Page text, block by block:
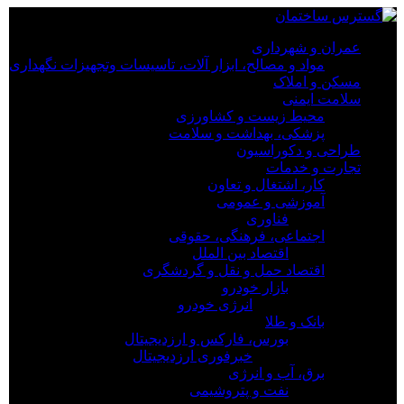
عمران و شهرداری
مواد و مصالح، ابزار آلات، تاسیسات وتجهیزات نگهداری
مسکن و املاک
سلامت ایمنی
محیط زیست و کشاورزی
پزشکی، بهداشت و سلامت
طراحی و دکوراسیون
تجارت و خدمات
کار، اشتغال و تعاون
آموزشی و عمومی
فناوری
اجتماعی، فرهنگی، حقوقی
اقتصاد بین الملل
اقتصاد حمل و نقل و گردشگری
بازار خودرو
انرژی خودرو
بانک و طلا
بورس، فارکس و ارزدیجیتال
خبرفوری ارزدیجیتال
برق، آب و انرژی
نفت و پتروشیمی
×
عمران و شهرداری
مواد و مصالح، ابزار آلات، تاسیسات وتجهیزات نگهداری
مسکن و املاک
سلامت ایمنی
محیط زیست و کشاورزی
پزشکی، بهداشت و سلامت
طراحی و دکوراسیون
تجارت و خدمات
کار، اشتغال و تعاون
آموزشی و عمومی
فناوری
اجتماعی، فرهنگی، حقوقی
اقتصاد بین الملل
اقتصاد حمل و نقل و گردشگری
بازار خودرو
بانک و طلا
بورس، فارکس و ارزدیجیتال
خبرفوری ارزدیجیتال
برق، آب و انرژی